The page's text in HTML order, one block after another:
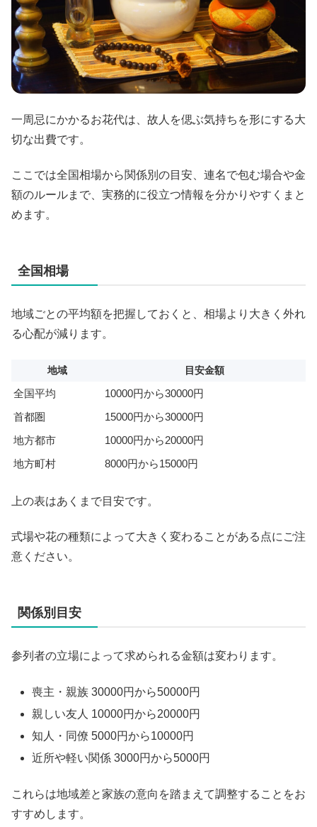
一周忌にかかるお花代は、故人を偲ぶ気持ちを形にする大
切な出費です。
ここでは全国相場から関係別の目安、連名で包む場合や金
額のルールまで、実務的に役立つ情報を分かりやすくまと
めます。
全国相場
地域ごとの平均額を把握しておくと、相場より大きく外れ
る心配が減ります。
地域 目安金額
全国平均
10000円から30000円
首都圏
15000円から30000円
地方都市
10000円から20000円
地方町村
8000円から15000円
上の表はあくまで目安です。
式場や花の種類によって大きく変わることがある点にご注
意ください。
関係別目安
参列者の立場によって求められる金額は変わります。
喪主・親族 30000円から50000円
親しい友人 10000円から20000円
知人・同僚 5000円から10000円
近所や軽い関係 3000円から5000円
これらは地域差と家族の意向を踏まえて調整することをお
すすめします。